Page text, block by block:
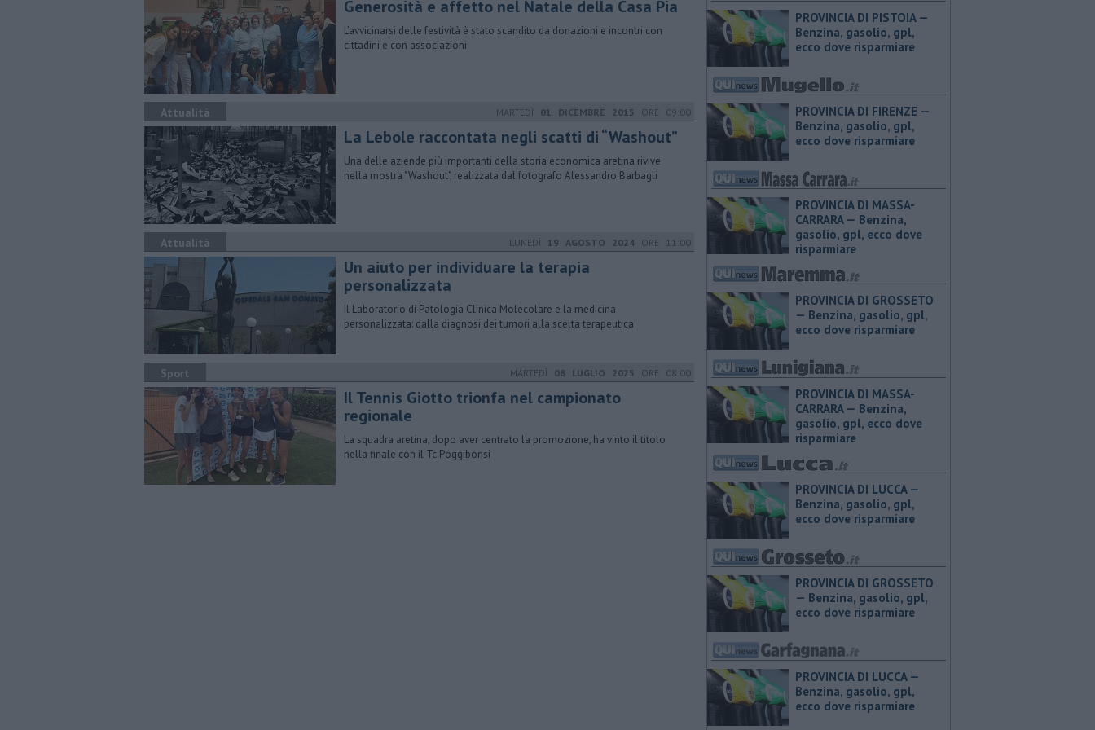
Generosità e affetto nel Natale della Casa Pia
L’avvicinarsi delle festività è stato scandito da donazioni e incontri con
cittadini e con associazioni
Attualità MARTEDÌ 01 DICEMBRE 2015 ORE 09:00
La Lebole raccontata negli scatti di “Washout”
Una delle aziende più importanti della storia economica aretina rivive
nella mostra "Washout", realizzata dal fotografo Alessandro Barbagli
Attualità LUNEDÌ 19 AGOSTO 2024 ORE 11:00
Un aiuto per individuare la terapia
personalizzata
​Il Laboratorio di Patologia Clinica Molecolare e la medicina
personalizzata: dalla diagnosi dei tumori alla scelta terapeutica
Sport MARTEDÌ 08 LUGLIO 2025 ORE 08:00
​Il Tennis Giotto trionfa nel campionato
regionale
La squadra aretina, dopo aver centrato la promozione, ha vinto il titolo
nella finale con il Tc Poggibonsi
PROVINCIA DI PISTOIA — ​
Benzina, gasolio, gpl,
ecco dove risparmiare
PROVINCIA DI FIRENZE — ​
Benzina, gasolio, gpl,
ecco dove risparmiare
PROVINCIA DI MASSA-
CARRARA — ​Benzina,
gasolio, gpl, ecco dove
risparmiare
PROVINCIA DI GROSSETO
— ​Benzina, gasolio, gpl,
ecco dove risparmiare
PROVINCIA DI MASSA-
CARRARA — ​Benzina,
gasolio, gpl, ecco dove
risparmiare
PROVINCIA DI LUCCA — ​
Benzina, gasolio, gpl,
ecco dove risparmiare
PROVINCIA DI GROSSETO
— ​Benzina, gasolio, gpl,
ecco dove risparmiare
PROVINCIA DI LUCCA — ​
Benzina, gasolio, gpl,
ecco dove risparmiare